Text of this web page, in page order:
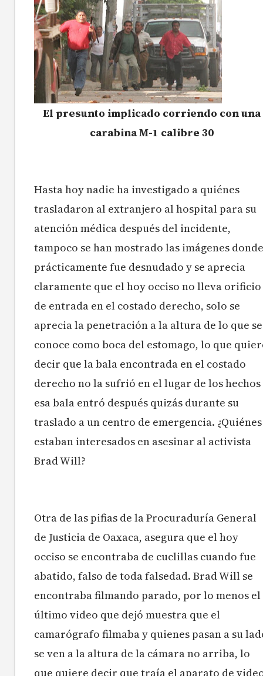
El presunto implicado corriendo con una
carabina M-1 calibre 30
Hasta hoy nadie ha investigado a quiénes
trasladaron al extranjero al hospital para su
atención médica después del incidente,
tampoco se han mostrado las imágenes donde
prácticamente fue desnudado y se aprecia
claramente que el hoy occiso no lleva orificio
de entrada en el costado derecho, solo se
aprecia la penetración a la altura de lo que se
conoce como boca del estomago, lo que
decir que la bala encontrada en el costado
derecho no la sufrió en el lugar de los hechos
esa bala entró después quizás durante su
traslado a un centro de emergencia. ¿Quiénes
estaban interesados en asesinar al activista
Brad Will?
Otra de las pifias de la Procuraduría General
de Justicia de Oaxaca, asegura que el hoy
occiso se encontraba de cuclillas cuando fue
abatido, falso de toda falsedad. Brad Will se
encontraba filmando parado, por lo menos el
último video que dejó muestra que el
camarógrafo filmaba y quienes pasan a su
se ven a la altura de la cámara no arriba, lo
que quiere decir que traía el aparato de